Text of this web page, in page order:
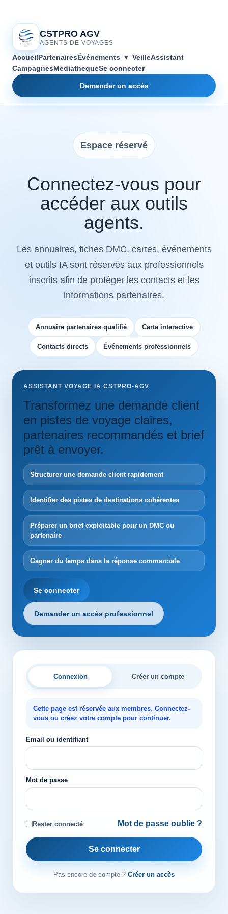
CSTPRO AGV
AGENTS DE VOYAGES
AccueilPartenairesÉvénements ▾ VeilleAssistant
CampagnesMediathequeSe connecter
Demander un accès
Espace réservé
Connectez-vous pour
accéder aux outils
agents.
Les annuaires, fiches DMC, cartes, événements
et outils IA sont réservés aux professionnels
inscrits afin de protéger les contacts et les
informations partenaires.
Annuaire partenaires qualifié Carte interactive
Contacts directs Événements professionnels
ASSISTANT VOYAGE IA CSTPRO-AGV
Transformez une demande client
en pistes de voyage claires,
partenaires recommandés et brief
prêt à envoyer.
Structurer une demande client rapidement
Identifier des pistes de destinations cohérentes
Préparer un brief exploitable pour un DMC ou
partenaire
Gagner du temps dans la réponse commerciale
Se connecter
Demander un accès professionnel
Connexion Créer un compte
Cette page est réservée aux membres. Connectez-
vous ou créez votre compte pour continuer.
Email ou identifiant
Mot de passe
Rester connecté Mot de passe oublie ?
Se connecter
Pas encore de compte ? Créer un accès